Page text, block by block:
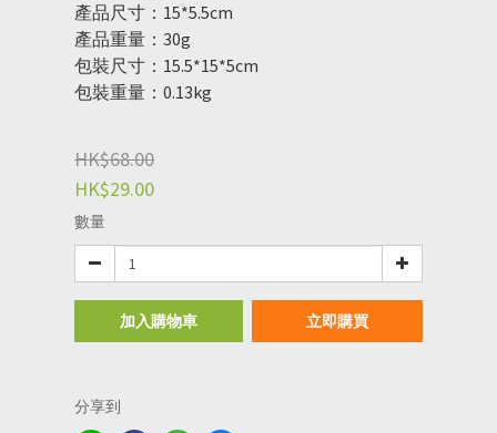
產品尺寸：15*5.5cm
產品重量：30g
包裝尺寸：15.5*15*5cm
包裝重量：0.13kg
HK$68.00
HK$29.00
數量
加入購物車 立即購買
分享到